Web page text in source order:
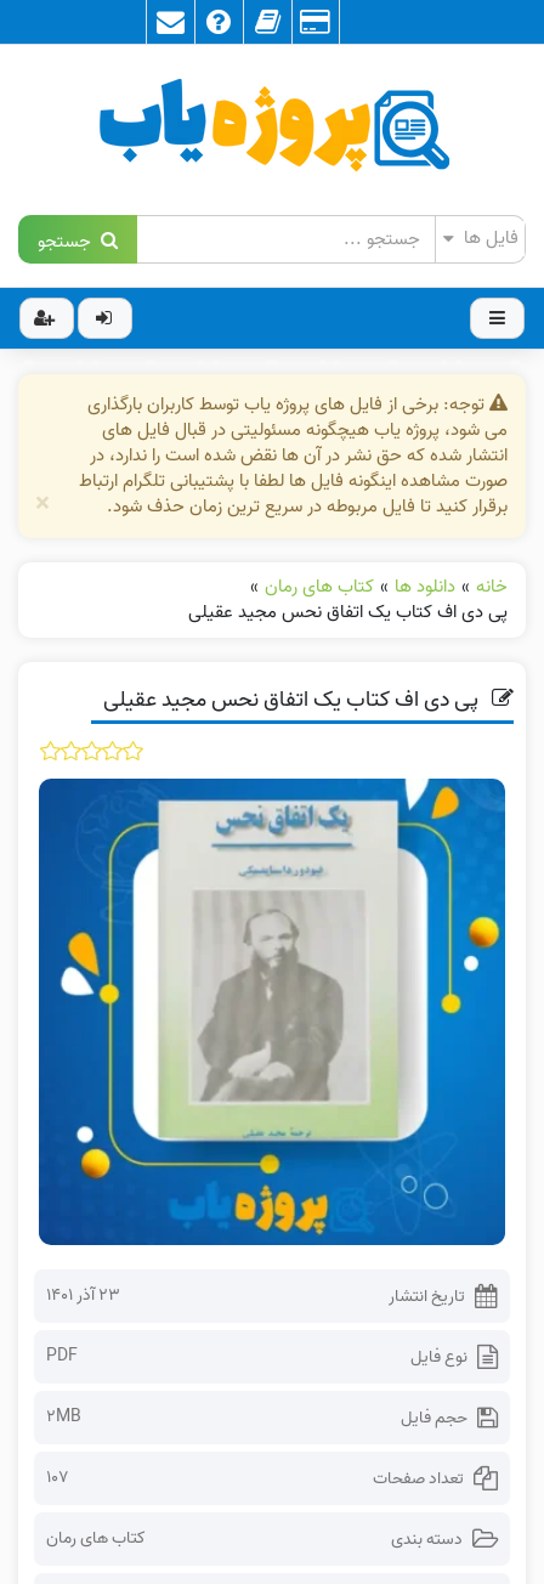
جستجو
توجه: برخی از فایل های پروژه یاب توسط کاربران بارگذاری
می شود، پروژه یاب هیچگونه مسئولیتی در قبال فایل های
انتشار شده که حق نشر در آن ها نقض شده است را ندارد، در
صورت مشاهده اینگونه فایل ها لطفا با پشتیبانی تلگرام ارتباط
برقرار کنید تا فایل مربوطه در سریع ترین زمان حذف شود.
×
خانه » دانلود ها » کتاب های رمان »
پی دی اف کتاب یک اتفاق نحس مجید عقیلی
پی دی اف کتاب یک اتفاق نحس مجید عقیلی
تاریخ انتشار ۲۳ آذر ۱۴۰۱
نوع فایل PDF
حجم فایل 2MB
تعداد صفحات 107
دسته بندی کتاب های رمان